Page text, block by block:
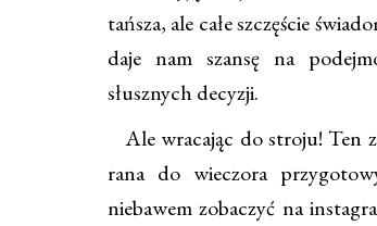
tańsza, ale całe szczęście
daje nam szansę na
słusznych decyzji.
Ale wracając do stroju! Ten
rana do wieczora
niebawem zobaczyć na